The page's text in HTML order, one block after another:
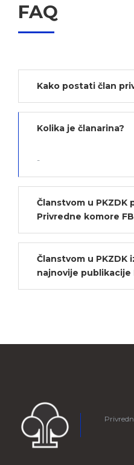
FAQ
Kako postati član
Kolika je članarina?
-
Članstvom u PKZDK
Privredne komore
Članstvom u PKZDK
najnovije publikacije